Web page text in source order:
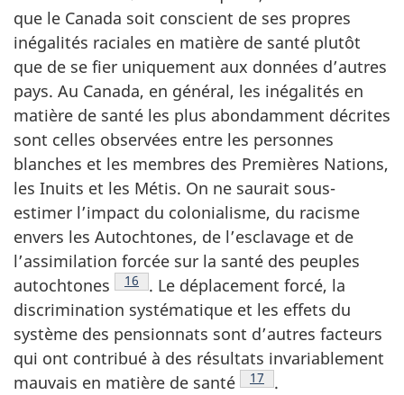
que le Canada soit conscient de ses propres
inégalités raciales en matière de santé plutôt
que de se fier uniquement aux données d’autres
pays. Au Canada, en général, les inégalités en
matière de santé les plus abondamment décrites
sont celles observées entre les personnes
blanches et les membres des Premières Nations,
les Inuits et les Métis. On ne saurait sous-
estimer l’impact du colonialisme, du racisme
envers les Autochtones, de l’esclavage et de
l’assimilation forcée sur la santé des peuples
autochtones
Note de bas de page
16
. Le déplacement forcé, la
discrimination systématique et les effets du
système des pensionnats sont d’autres facteurs
qui ont contribué à des résultats invariablement
mauvais en matière de santé
Note de bas de page
17
.